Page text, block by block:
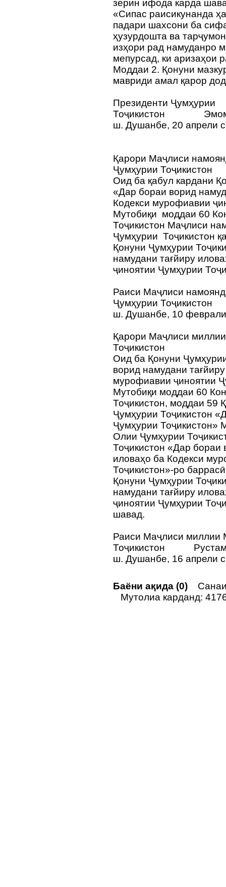
зерин ифода карда
«Сипас раисикунанда
падари шахсони ба
ҳузурдошта ва
изҳори рад намуданро
мепурсад, ки аризаҳои
Моддаи 2. Қонуни
мавриди амал қарор
Президенти Ҷумҳурии
Тоҷикистон
ш. Душанбе, 20 апрели
Қарори Маҷлиси
Ҷумҳурии Тоҷикистон
Оид ба қабул кардани
«Дар бораи ворид
Кодекси мурофиавии
Мутобиқи моддаи 60
Тоҷикистон Маҷлиси
Ҷумҳурии Тоҷикистон
Қонуни Ҷумҳурии
намудани тағйиру
ҷиноятии Ҷумҳурии
Раиси Маҷлиси
Ҷумҳурии Тоҷикистон
ш. Душанбе, 10
Қарори Маҷлиси
Тоҷикистон
Оид ба Қонуни
ворид намудани
мурофиавии ҷиноятии
Мутобиқи моддаи 60
Тоҷикистон, моддаи 59
Ҷумҳурии Тоҷикистон
Ҷумҳурии Тоҷикистон»
Олии Ҷумҳурии
Тоҷикистон «Дар бораи
иловаҳо ба Кодекси
Тоҷикистон»-ро
Қонуни Ҷумҳурии
намудани тағйиру
ҷиноятии Ҷумҳурии
шавад.
Раиси Маҷлиси миллии
Тоҷикистон
ш. Душанбе, 16 апрели
Баёни ақида (0)
Мутолиа карданд: